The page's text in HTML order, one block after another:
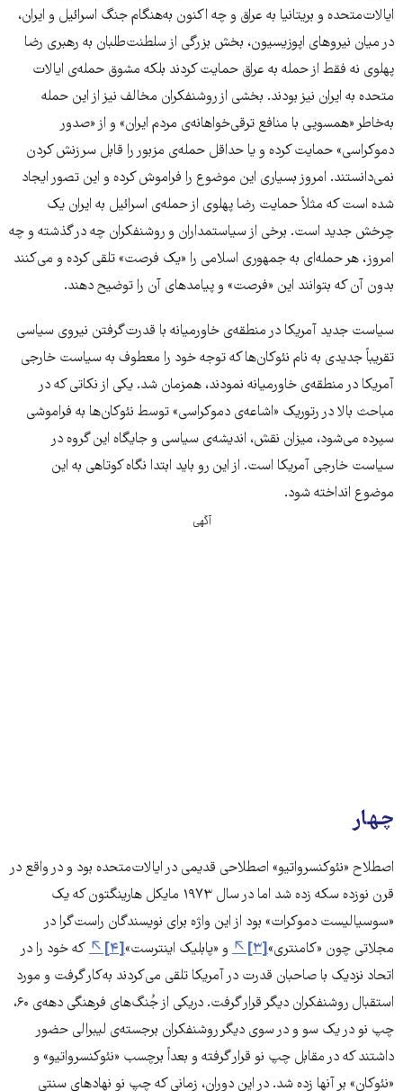
ایالات‌متحده و بریتانیا به عراق و چه اکنون به‌هنگام جنگ اسرائیل و ایران،
در میان نیروهای اپوزیسیون، بخش بزرگی از سلطنت‌طلبان به رهبری رضا
پهلوی نه فقط از حمله به عراق حمایت کردند بلکه مشوق حمله‌ی ایالات
متحده به ایران نیز بودند. بخشی از روشنفکران مخالف نیز از این حمله
به‌خاطر «همسویی با منافع ترقی‌خواهانه‌ی مردم ایران» و از «صدور
دموکراسی» حمایت کرده و یا حداقل حمله‌ی مزبور را قابل سرزنش کردن
نمی‌دانستند. امروز بسیاری این موضوع را فراموش کرده و این تصور ایجاد
شده است که مثلاً حمایت رضا پهلوی از حمله‌ی اسرائیل به ایران یک
چرخش جدید است. برخی از سیاستمداران و روشنفکران چه در گذشته و چه
امروز، هر حمله‌ای به جمهوری اسلامی را «یک فرصت» تلقی کرده و می‌کنند
بدون آن که بتوانند این «فرصت» و پیامدهای آن را توضیح دهند.
سیاست جدید آمریکا در منطقه‌ی خاورمیانه با قدرت‌گرفتن نیروی سیاسی
تقریباً جدیدی به نام نئوکان‌ها که توجه خود را معطوف به سیاست خارجی
آمریکا در منطقه‌ی خاورمیانه نمودند، همزمان شد. یکی از نکاتی که در
مباحث بالا در رتوریک «اشاعه‌ی دموکراسی» توسط نئوکان‌ها به فراموشی
سپرده می‌شود، میزان نقش، اندیشه‌ی سیاسی و جایگاه این گروه در
سیاست خارجی آمریکا است. از این رو باید ابتدا نگاه کوتاهی به این
موضوع انداخته شود.
آگهی
چهار
اصطلاح «نئوکنسرواتیو» اصطلاحی قدیمی در ایالات‌متحده بود و در واقع در
قرن نوزده سکه زده شد اما در سال ۱۹۷۳ مایکل هارینگتون که یک
«سوسیالیست دموکرات» بود از این واژه برای نویسندگان راست‌گرا در
مجلاتی چون «کامنتری»[۳] و «پابلیک اینترست»[۴]
که خود را در
اتحاد نزدیک با صاحبان قدرت در آمریکا تلقی می‌کردند به‌کار گرفت و مورد
استقبال روشنفکران دیگر قرار گرفت. دریکی از جُنگ‌های فرهنگی دهه‌ی ۶۰،
چپ نو در یک سو و در سوی دیگر روشنفکران برجسته‌ی لیبرالی حضور
داشتند که در مقابل چپ نو قرار گرفته و بعداً برچسب «نئوکنسرواتیو» و
«نئوکان» بر آنها زده شد. در این دوران، زمانی که چپ نو نهادهای سنتی